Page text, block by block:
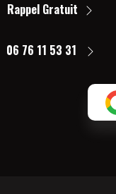
Rappel Gratuit
06 76 11 53 31